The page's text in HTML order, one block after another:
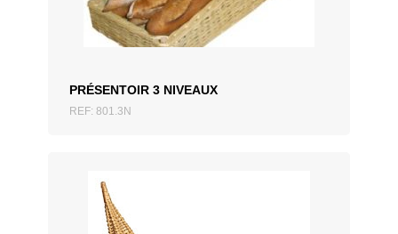
PRÉSENTOIR 3 NIVEAUX
REF: 801.3N